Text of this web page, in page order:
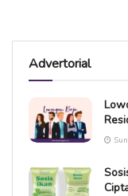
Advertorial